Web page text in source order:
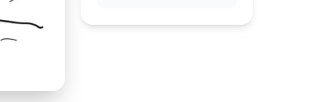
cerca de 15 a 30 minutos para completar.